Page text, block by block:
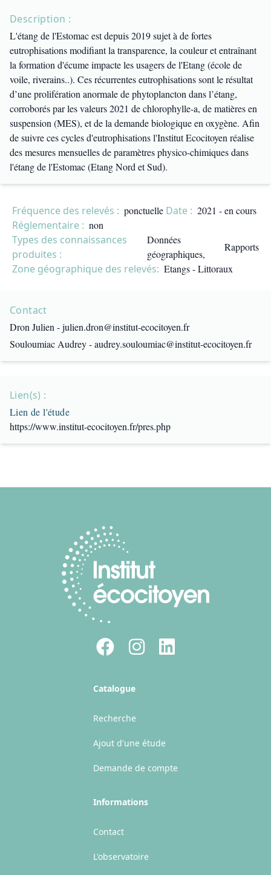
Description :
L'étang de l'Estomac est depuis 2019 sujet à de fortes
eutrophisations modifiant la transparence, la couleur et entraînant
la formation d'écume impacte les usagers de l'Etang (école de
voile, riverains..). Ces récurrentes eutrophisations sont le résultat
d’une prolifération anormale de phytoplancton dans l’étang,
corroborés par les valeurs 2021 de chlorophylle-a, de matières en
suspension (MES), et de la demande biologique en oxygène. Afin
de suivre ces cycles d'eutrophisations l'Institut Ecocitoyen réalise
des mesures mensuelles de paramètres physico-chimiques dans
l'étang de l'Estomac (Etang Nord et Sud).
Fréquence des relevés : ponctuelle Date : 2021 - en cours
Réglementaire : non
Types des connaissances
produites :
Données
géographiques,
Rapports
Zone géographique des relevés: Etangs - Littoraux
Contact
Dron Julien - julien.dron@institut-ecocitoyen.fr
Souloumiac Audrey - audrey.souloumiac@institut-ecocitoyen.fr
Lien(s) :
Lien de l'étude
https://www.institut-ecocitoyen.fr/pres.php
FacebookInstagramLinkedIn
Catalogue
Recherche
Ajout d'une étude
Demande de compte
Informations
Contact
L'observatoire